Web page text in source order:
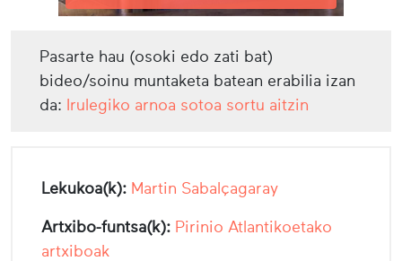
Pasarte hau (osoki edo zati bat)
bideo/soinu muntaketa batean erabilia izan
da: Irulegiko arnoa sotoa sortu aitzin
Lekukoa(k): Martin Sabalçagaray
Artxibo-funtsa(k): Pirinio Atlantikoetako
artxiboak